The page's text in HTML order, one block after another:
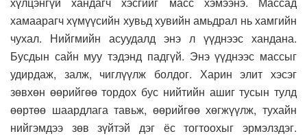
хамаарагч хүмүүсийн хувьд хувийн амьдрал нь хамгийн
чухал. Нийгмийн асуудалд энэ л үүднээс хандана.
Бусдын сайн муу тэдэнд падгүй. Энэ үүднээс массыг
удирдаж, залж, чиглүүлж болдог. Харин элит хэсэг
зөвхөн өөрийгөө тордох бус нийтийн ашиг тусын тулд
өөртөө шаардлага тавьж, өөрийгөө хөгжүүлж, тухайн
нийгэмдээ зөв зүйтэй дэг ёс тогтоохыг эрмэлздэг.